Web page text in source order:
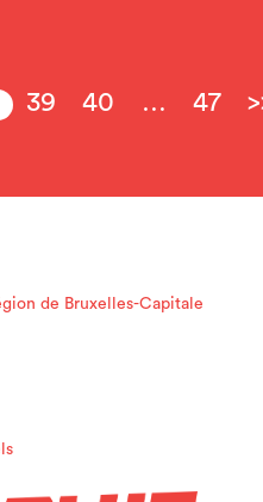
39 40 … 47
de Bruxelles-Capitale